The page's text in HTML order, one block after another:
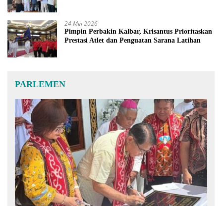
24 Mei 2026
Pimpin Perbakin Kalbar, Krisantus Prioritaskan
Prestasi Atlet dan Penguatan Sarana Latihan
PARLEMEN